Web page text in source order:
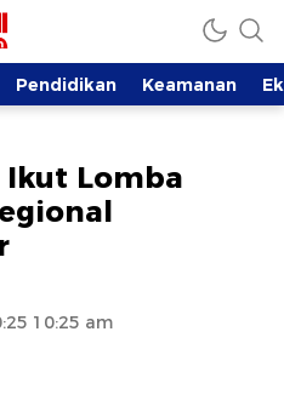
Pendidikan Keamanan
Lomba
10:25 am